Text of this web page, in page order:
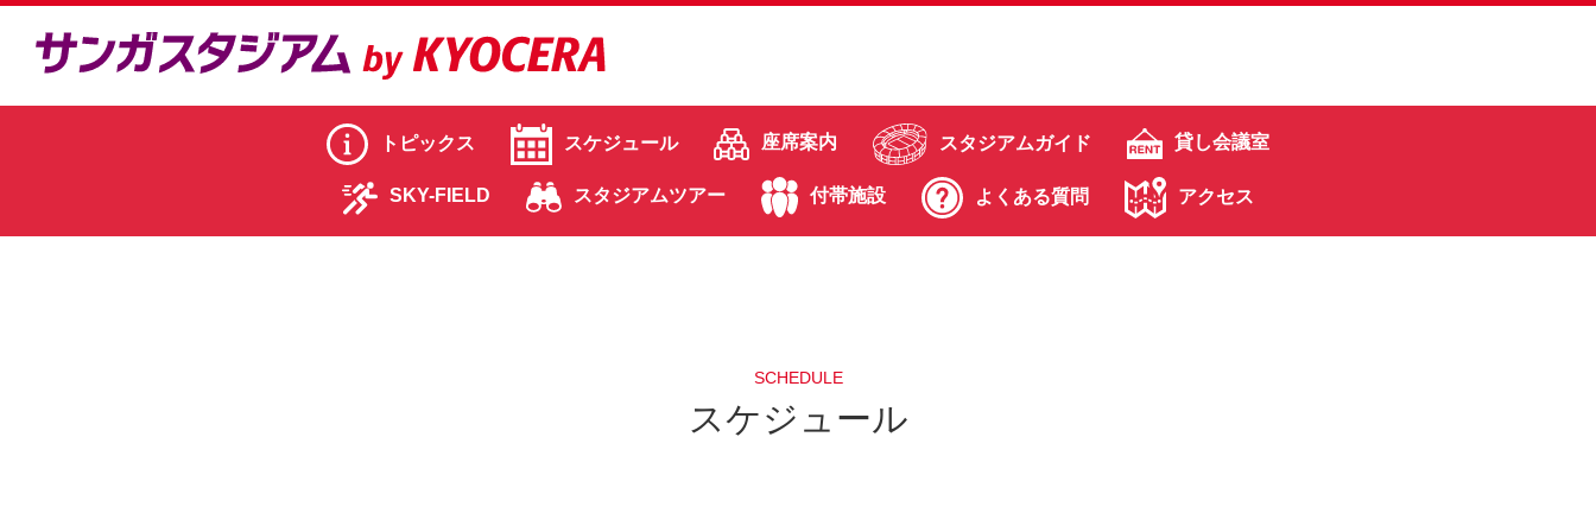
トピックス スケジュール 座席案内 スタジアムガイド 貸し会議室
SKY-FIELD スタジアムツアー 付帯施設 よくある質問 アクセス
SCHEDULE
スケジュール